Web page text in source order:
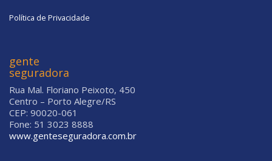
Política de Privacidade
gente
seguradora
Rua Mal. Floriano Peixoto, 450
Centro – Porto Alegre/RS
CEP: 90020-061
Fone: 51 3023 8888
www.genteseguradora.com.br